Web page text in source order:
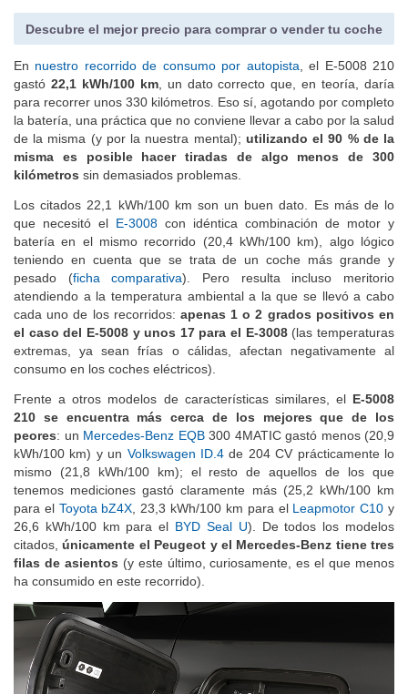
Descubre el mejor precio para comprar o vender tu coche
Ennuestro recorrido de consumo por autopista
, el E-5008 210
gastó22,1 kWh/100 km, un dato correcto que, en teoría, daría
para recorrer unos 330 kilómetros. Eso sí, agotando por completo
la batería, una práctica que no conviene llevar a cabo por la salud
de la misma (y por la nuestra mental);utilizando el 90 % de la
misma es posible hacer tiradas de algo menos de 300
Los citados 22,1 kWh/100 km son un buen dato. Es más de lo
que necesitó elE-3008con idéntica combinación de motor y
batería en el mismo recorrido (20,4 kWh/100 km), algo lógico
teniendo en cuenta que se trata de un coche más grande y
pesado (ficha comparativa ). Pero resulta incluso meritorio
atendiendo a la temperatura ambiental a la que se llevó a cabo
cada uno de los recorridos: apenas 1 o 2 grados positivos en
el caso del E-5008 y unos 17 para el E-3008
(las temperaturas
extremas, ya sean frías o cálidas, afectan negativamente al
Frente a otros modelos de características similares, elE-5008
210 se encuentra más cerca de los mejores que de los
peores: unMercedes-Benz EQB300 4MATIC gastó menos (20,9
kWh/100 km) y unVolkswagen ID.4de 204 CV prácticamente lo
mismo (21,8 kWh/100 km); el resto de aquellos de los que
tenemos mediciones gastó claramente más (25,2 kWh/100 km
para elToyota bZ4X, 23,3 kWh/100 km para elLeapmotor C10y
26,6 kWh/100 km para elBYD Seal U). De todos los modelos
citados, únicamente el Peugeot y el Mercedes-Benz tiene tres
filas de asientos(y este último, curiosamente, es el que menos